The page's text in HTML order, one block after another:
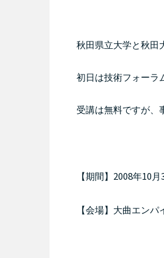
秋田県立大学と秋田
初日は技術フォーラ
受講は無料ですが、
【期間】 2008年10 月
【会場】大曲エンパ